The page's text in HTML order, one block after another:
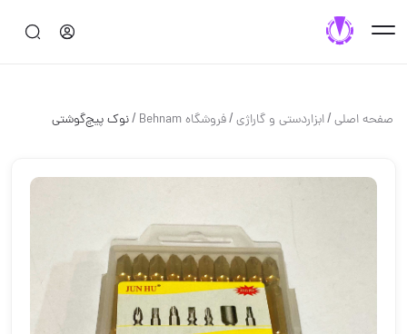
صفحه اصلی/ابزاردستی و گاراژی/فروشگاه Behnam /نوک پیچ‌گوشتی